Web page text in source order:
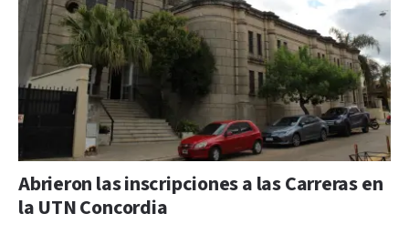
Abrieron las inscripciones a las Carreras en
la UTN Concordia